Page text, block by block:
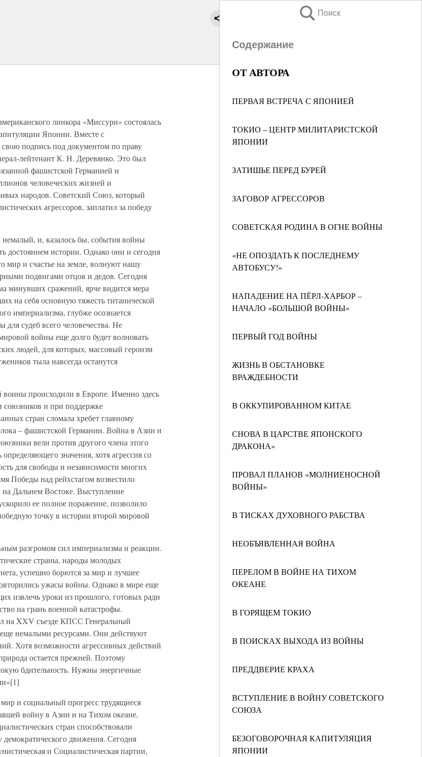
Поиск
Содержание
ОТ АВТОРА
ПЕРВАЯ ВСТРЕЧА С ЯПОНИЕЙ
ТОКИО – ЦЕНТР МИЛИТАРИСТСКОЙ
ЯПОНИИ
ЗАТИШЬЕ ПЕРЕД БУРЕЙ
ЗАГОВОР АГРЕССОРОВ
СОВЕТСКАЯ РОДИНА В ОГНЕ ВОЙНЫ
«НЕ ОПОЗДАТЬ К ПОСЛЕДНЕМУ
АВТОБУСУ!»
НАПАДЕНИЕ НА ПЁРЛ-ХАРБОР –
НАЧАЛО «БОЛЬШОЙ ВОЙНЫ»
ПЕРВЫЙ ГОД ВОЙНЫ
ЖИЗНЬ В ОБСТАНОВКЕ
ВРАЖДЕБНОСТИ
В ОККУПИРОВАННОМ КИТАЕ
СНОВА В ЦАРСТВЕ ЯПОНСКОГО
ДРАКОНА»
ПРОВАЛ ПЛАНОВ «МОЛНИЕНОСНОЙ
ВОЙНЫ»
В ТИСКАХ ДУХОВНОГО РАБСТВА
НЕОБЪЯВЛЕННАЯ ВОЙНА
ПЕРЕЛОМ В ВОЙНЕ НА ТИХОМ
ОКЕАНЕ
В ГОРЯЩЕМ ТОКИО
В ПОИСКАХ ВЫХОДА ИЗ ВОЙНЫ
ПРЕДДВЕРИЕ КРАХА
ВСТУПЛЕНИЕ В ВОЙНУ СОВЕТСКОГО
СОЮЗА
БЕЗОГОВОРОЧНАЯ КАПИТУЛЯЦИЯ
ЯПОНИИ
линкора «Миссури» состоялась
Японии. Вместе с
подпись под документом по праву
лейтенант К. Н. Деревянко. Это был
фашистской Германией и
человеческих жизней и
народов. Советский Союз, который
агрессоров, заплатил за победу
и, казалось бы, события войны
достоянием истории. Однако они и сегодня
мир и счастье на земле, волнуют нашу
подвигами отцов и дедов. Сегодня
минувших сражений, ярче видится мера
на себя основную тяжесть титанической
империализма, глубже осознается
для судеб всего человечества. Не
войны еще долго будет волновать
людей, для которых, массовый героизм
тыла навсегда останутся
происходили в Европе. Именно здесь
союзников и при поддержке
стран сломала хребет главному
– фашистской Германии. Война в Азии и
вели против другого члена этого
значения, хотя агрессия со
для свободы и независимости многих
Победы над рейхстагом возвестило
Дальнем Востоке. Выступление
ее полное поражение, позволило
точку в истории второй мировой
разгромом сил империализма и реакции.
страны, народы молодых
успешно борются за мир и лучшее
ужасы войны. Однако в мире еще
извлечь уроки из прошлого, готовых ради
на грань военной катастрофы.
на XXV съезде КПСС Генеральный
немалыми ресурсами. Они действуют
Хотя возможности агрессивных действий
остается прежней. Поэтому
бдительность. Нужны энергичные
и социальный прогресс трудящиеся
войну в Азии и на Тихом океане,
стран способствовали
движения. Сегодня
и Социалистическая партии,